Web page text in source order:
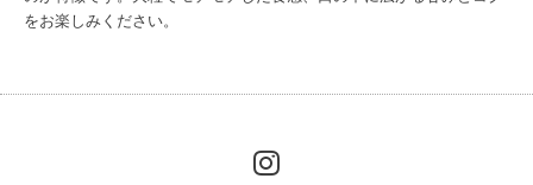
をお楽しみください。